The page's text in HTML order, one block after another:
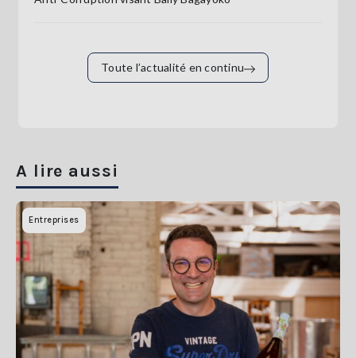
Toute l’actualité en continu
A lire aussi
Entreprises